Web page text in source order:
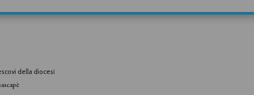
della diocesi